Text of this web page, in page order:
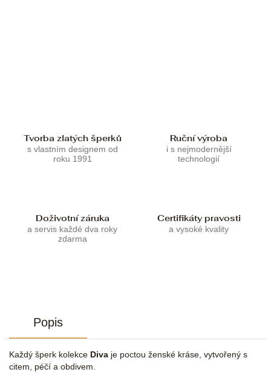
Tvorba zlatých šperků
s vlastním designem od
roku 1991
Ruční výroba
i s nejmodernější
technologií
Doživotní záruka
a servis každé dva roky
zdarma
Certifikáty pravosti
a vysoké kvality
Popis
Každý šperk kolekce Diva je poctou ženské kráse, vytvořený s
citem, péčí a obdivem.